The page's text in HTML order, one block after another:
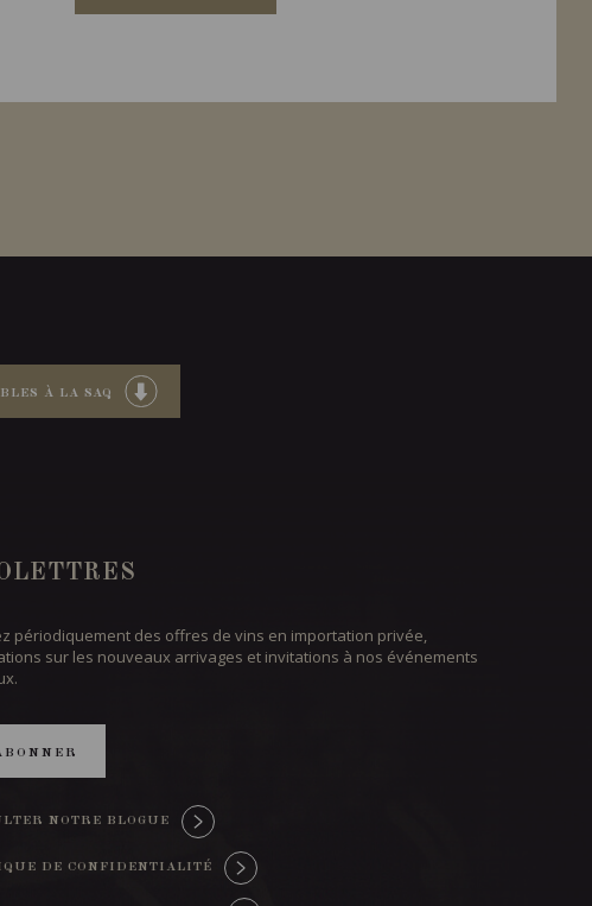
À LA SAQ
périodiquement des offres de vins en importation privée,
sur les nouveaux arrivages et invitations à nos événements
NOTRE BLOGUE
DE CONFIDENTIALITÉ